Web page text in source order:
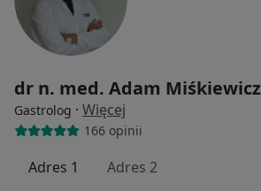
dr n. med. Adam Miśkiewicz
Gastrolog · Więcej
166 opinii
Adres 1 Adres 2